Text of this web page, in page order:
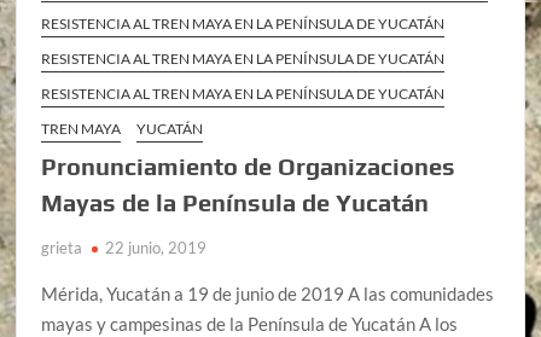
RESISTENCIA AL TREN MAYA EN LA PENÍNSULA DE YUCATÁN
RESISTENCIA AL TREN MAYA EN LA PENÍNSULA DE YUCATÁN
RESISTENCIA AL TREN MAYA EN LA PENÍNSULA DE YUCATÁN
TREN MAYA
YUCATÁN
Pronunciamiento de Organizaciones
Mayas de la Península de Yucatán
grieta 22 junio, 2019
Mérida, Yucatán a 19 de junio de 2019 A las comunidades
mayas y campesinas de la Península de Yucatán A los